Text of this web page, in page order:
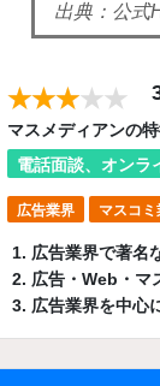
出典：公式
マスメディアンの
電話面談、オンラ
広告業界 マスコミ
広告業界で著名
広告・Web・マ
広告業界を中心